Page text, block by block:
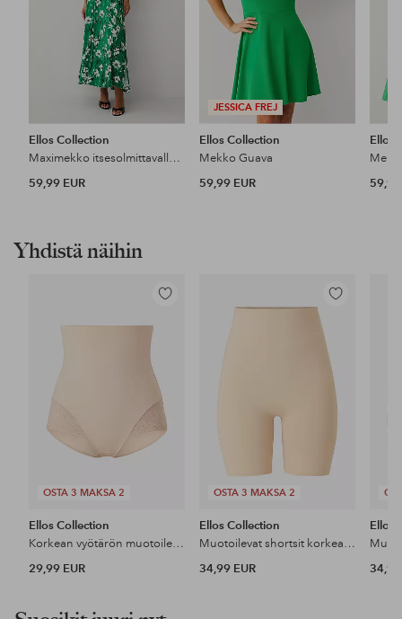
Ellos Collection
Maximekko itsesolmittavalla vyöllä
59,99 EUR
JESSICA FREJ
Ellos Collection
Mekko Guava
59,99 EUR
Ellos
59,99
Yhdistä näihin
OSTA 3 MAKSA 2
Lisää
Ellos Collection
Korkean vyötärön muotoilevat pikkuhousut - keskituki
29,99 EUR
OSTA 3 MAKSA 2
Lisää
Ellos Collection
Muotoilevat shortsit korkealla vyötäröllä - medium support
34,99 EUR
Ellos
34,99